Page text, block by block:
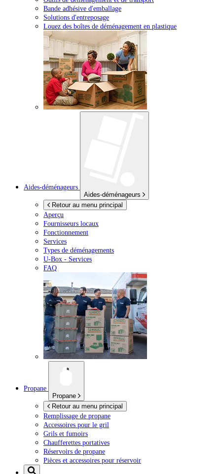
Bande adhésive d'emballage
Solutions d'entreposage
Louez des boîtes de déménagement en plastique
Aides-déménageurs
Aides-déménageurs
Retour au menu principal
Aperçu
Fournisseurs locaux
Fonctionnement
Services
Types de déménagements
U-Box - Services
FAQ
Propane
Propane
Retour au menu principal
Remplissage de propane
Accessoires pour le gril
Grils et fumoirs
Chaufferettes portatives
Réservoirs de propane
Pièces et accessoires pour réservoir